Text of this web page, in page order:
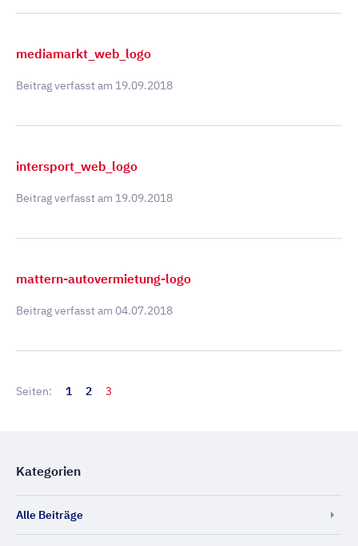
mediamarkt_web_logo
Beitrag verfasst am 19.09.2018
intersport_web_logo
Beitrag verfasst am 19.09.2018
mattern-autovermietung-logo
Beitrag verfasst am 04.07.2018
Seiten: 1 2 3
Kategorien
Alle Beiträge